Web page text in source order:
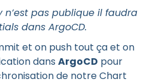
n’est pas publique il faudra
dans ArgoCD.
et on push tout ça et on
dans ArgoCD pour
de notre Chart